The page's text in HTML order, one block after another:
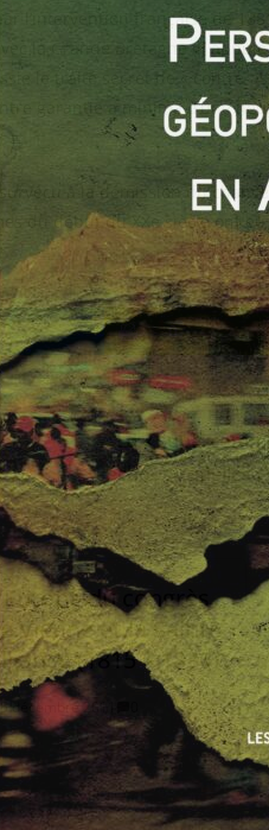
l’intervention française de
la Grande Bretagne (il appuie
le traité secret de « contre-
garantie a minima d’une
à la démission du
du début du XXe siècle ont
0
La «
échoue : quelles
du congrès
Vienne et la Sainte
(1815 – 1830)
5 décembre 2011